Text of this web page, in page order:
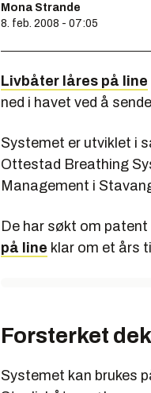
Mona Strande
8. feb. 2008 - 07:05
Livbåter låres på line
ned i havet ved å
Systemet er utviklet i
Ottestad Breathing
Management i
De har søkt om
på line klar om et års
Forsterket
Systemet kan brukes